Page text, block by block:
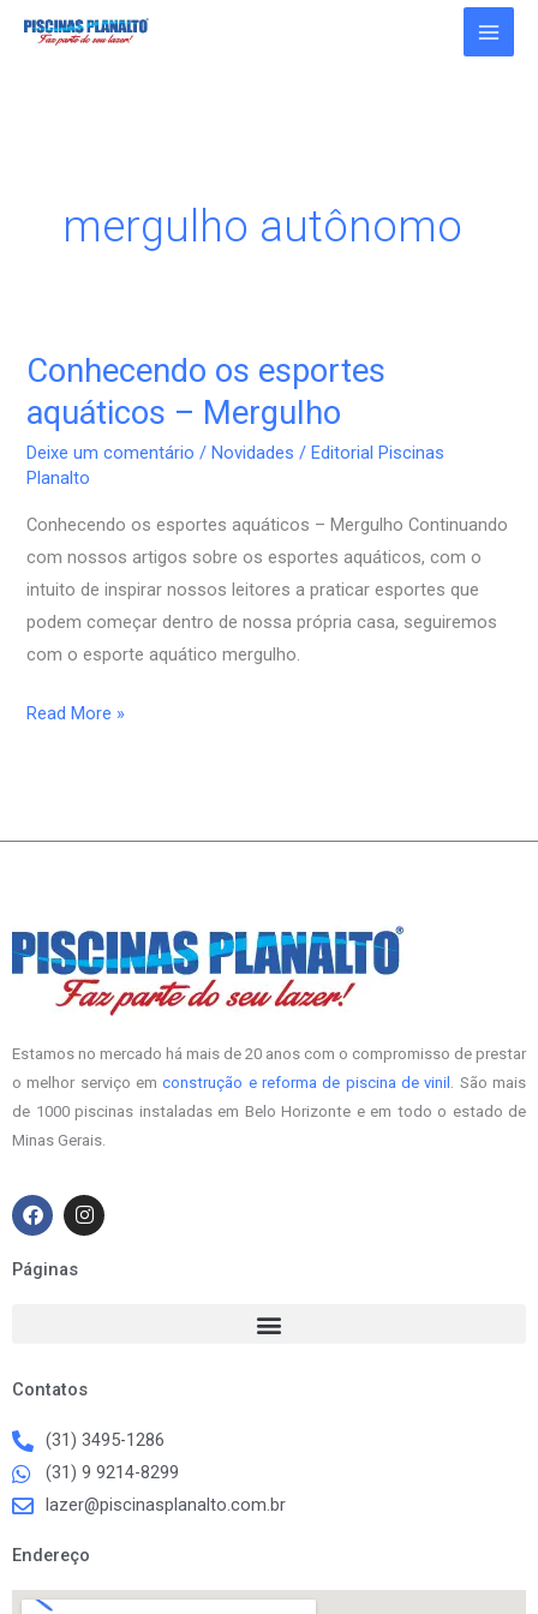
mergulho autônomo
Conhecendo os esportes
aquáticos – Mergulho
Deixe um comentário /Novidades /Editorial Piscinas
Planalto
Conhecendo os esportes aquáticos – Mergulho Continuando
com nossos artigos sobre os esportes aquáticos, com o
intuito de inspirar nossos leitores a praticar esportes que
podem começar dentro de nossa própria casa, seguiremos
com o esporte aquático mergulho.
Conhecendo
esportes
aquáticos
Mergulho
Read More »
Estamos no mercado há mais de 20 anos com o compromisso de prestar
o melhor serviço emconstrução e reforma de piscina de vinil . São mais
de 1000 piscinas instaladas em Belo Horizonte e em todo o estado de
Minas Gerais.
F
a
c
e
b
I
n
s
Páginas
Contatos
(31) 3495-1286
(31) 9 9214-8299
lazer@piscinasplanalto.com.br
Endereço